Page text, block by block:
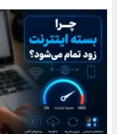
طلا و سکه ایران را نیز تحت تأثیر